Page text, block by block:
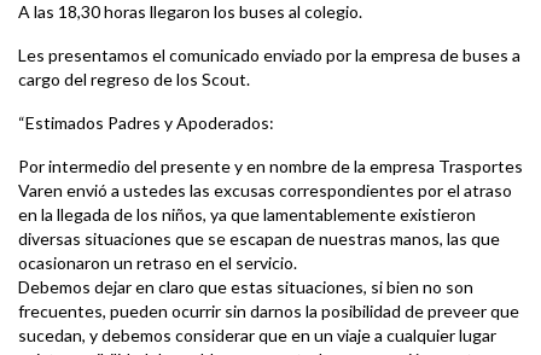
A las 18,30 horas llegaron los buses al colegio.
Les presentamos el comunicado enviado por la empresa de buses a
cargo del regreso de los Scout.
“Estimados Padres y Apoderados:
Por intermedio del presente y en nombre de la empresa Trasportes
Varen envió a ustedes las excusas correspondientes por el atraso
en la llegada de los niños, ya que lamentablemente existieron
diversas situaciones que se escapan de nuestras manos, las que
ocasionaron un retraso en el servicio.
Debemos dejar en claro que estas situaciones, si bien no son
frecuentes, pueden ocurrir sin darnos la posibilidad de preveer que
sucedan, y debemos considerar que en un viaje a cualquier lugar